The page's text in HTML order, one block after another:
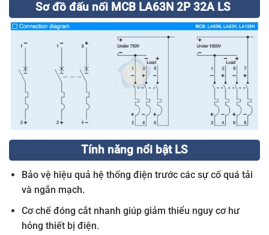
Sơ đồ đấu nối MCB LA63N 2P 32A LS
Tính năng nổi bật LS
Bảo vệ hiệu quả hệ thống điện trước các sự cố quá tải
và ngắn mạch.
Cơ chế đóng cắt nhanh giúp giảm thiểu nguy cơ hư
hỏng thiết bị điện.